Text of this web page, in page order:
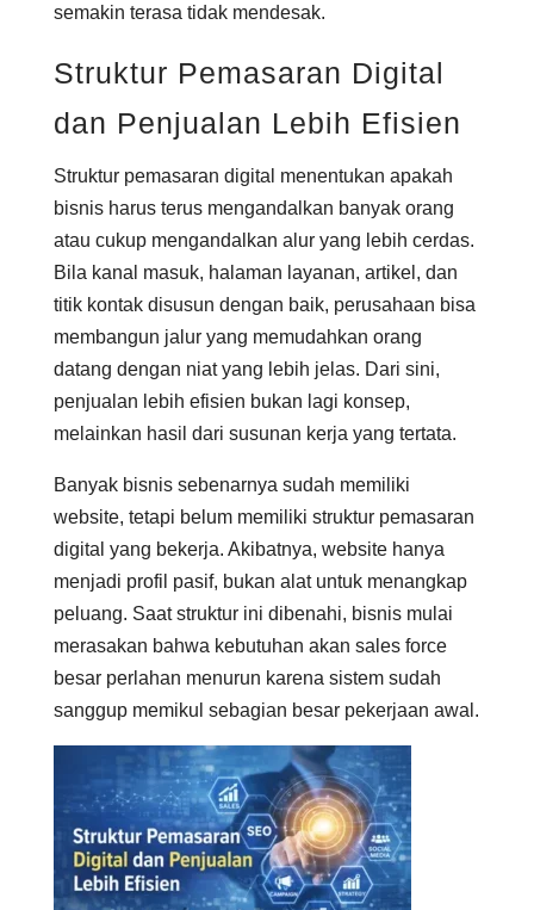
semakin terasa tidak mendesak.
Struktur Pemasaran Digital
dan Penjualan Lebih Efisien
Struktur pemasaran digital menentukan apakah
bisnis harus terus mengandalkan banyak orang
atau cukup mengandalkan alur yang lebih cerdas.
Bila kanal masuk, halaman layanan, artikel, dan
titik kontak disusun dengan baik, perusahaan bisa
membangun jalur yang memudahkan orang
datang dengan niat yang lebih jelas. Dari sini,
penjualan lebih efisien bukan lagi konsep,
melainkan hasil dari susunan kerja yang tertata.
Banyak bisnis sebenarnya sudah memiliki
website, tetapi belum memiliki struktur pemasaran
digital yang bekerja. Akibatnya, website hanya
menjadi profil pasif, bukan alat untuk menangkap
peluang. Saat struktur ini dibenahi, bisnis mulai
merasakan bahwa kebutuhan akan sales force
besar perlahan menurun karena sistem sudah
sanggup memikul sebagian besar pekerjaan awal.